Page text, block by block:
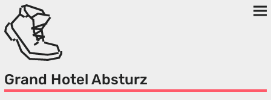
Grand Hotel Absturz